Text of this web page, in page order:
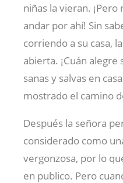
niñas la vieran.
andar por ahí! Sin
corriendo a su casa,
abierta. ¡Cuán alegre
sanas y salvas en
mostrado el camino
Después la señora
considerado como
vergonzosa, por lo
en publico. Pero